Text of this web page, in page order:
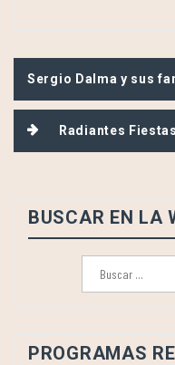
de
entradas
Sergio Dalma y sus
Radiantes Fiestas
BUSCAR EN LA
Buscar:
PROGRAMAS